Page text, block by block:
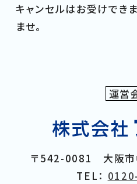
キャンセルはお受けでき
ませ。
運営
〒542-0081 大阪市
TEL：